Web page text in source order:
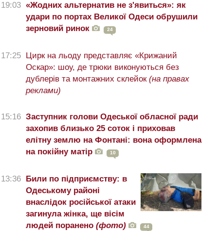
19:03 «Жодних альтернатив не з'явиться»: як
удари по портах Великої Одеси обрушили
зерновий ринок
24
17:25
Цирк на льоду представляє «Крижаний
Оскар»: шоу, де трюки виконуються без
дублерів та монтажних склейок (на правах
реклами)
15:16 Заступник голови Одеської обласної ради
захопив близько 25 соток і приховав
елітну землю на Фонтані: вона оформлена
на покійну матір
10
13:36
Били по підприємству: в
Одеському районі
внаслідок російської атаки
загинула жінка, ще вісім
людей поранено (фото) 44